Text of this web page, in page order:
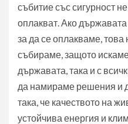
събитие със сигурност
оплакват. Ако
за да се оплакваме,
събираме, защото
държавата, така и с
да намираме решения и
така, че качеството на
устойчива енергия и